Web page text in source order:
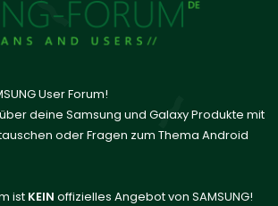
User Forum!
deine Samsung und Galaxy Produkte mit
oder Fragen zum Thema Android
ist KEIN offizielles Angebot von SAMSUNG!